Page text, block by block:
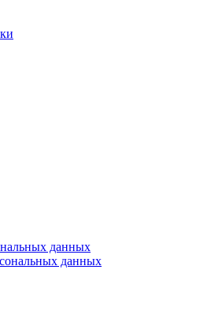
данных
данных